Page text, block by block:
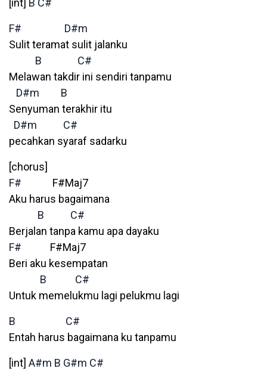
[int] B C#
F#
D#m
Sulit teramat sulit jalanku
B
C#
Melawan takdir ini sendiri tanpamu
D#m
B
Senyuman terakhir itu
D#m
C#
pecahkan syaraf sadarku
[chorus]
F# F#Maj7
Aku harus bagaimana
B
C#
Berjalan tanpa kamu apa dayaku
F# F#Maj7
Beri aku kesempatan
B
C#
Untuk memelukmu lagi pelukmu lagi
B
C#
Entah harus bagaimana ku tanpamu
[int] A#m B G#m C#